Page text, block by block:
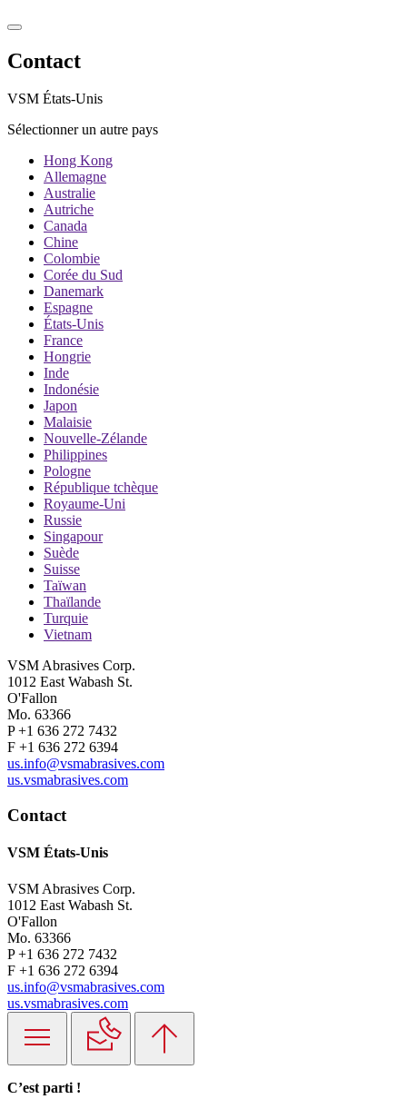
Contact
VSM États-Unis
Sélectionner un autre pays
Hong Kong
Allemagne
Australie
Autriche
Canada
Chine
Colombie
Corée du Sud
Danemark
Espagne
États-Unis
France
Hongrie
Inde
Indonésie
Japon
Malaisie
Nouvelle-Zélande
Philippines
Pologne
République tchèque
Royaume-Uni
Russie
Singapour
Suède
Suisse
Taïwan
Thaïlande
Turquie
Vietnam
VSM Abrasives Corp.
1012 East Wabash St.
O'Fallon
Mo. 63366
P +1 636 272 7432
F +1 636 272 6394
us.info@vsmabrasives.com
us.vsmabrasives.com
Contact
VSM États-Unis
VSM Abrasives Corp.
1012 East Wabash St.
O'Fallon
Mo. 63366
P +1 636 272 7432
F +1 636 272 6394
us.info@vsmabrasives.com
us.vsmabrasives.com
C’est parti !